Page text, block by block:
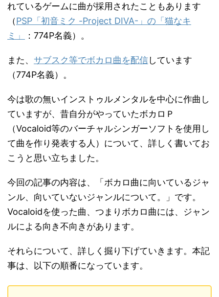
れているゲームに曲が採用されたこともあります
（PSP「初音ミク -Project DIVA-」の「猫なキ
ミ」
：774P名義）。
また、 サブスク等でボカロ曲を配信しています
（774P名義）。
今は歌の無いインストゥルメンタルを中心に作曲し
ていますが、昔自分がやっていたボカロＰ
（Vocaloid等のバーチャルシンガーソフトを使用し
て曲を作り発表する人）について、詳しく書いてお
こうと思い立ちました。
今回の記事の内容は、「ボカロ曲に向いているジャ
ンル、向いていないジャンルについて。」です。
Vocaloidを使った曲、つまりボカロ曲には、ジャン
ルによる向き不向きがあります。
それらについて、詳しく掘り下げていきます。本記
事は、以下の順番になっています。